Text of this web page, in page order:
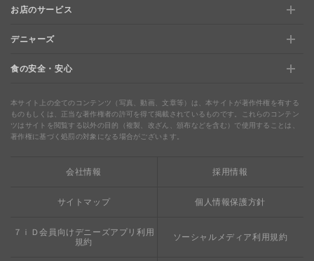
特典と交換できる！「デニーズポイント」
ステージアップでさらにお得！「ぷに」
最新情報をチェック
おすすめ情報
【店舗限定】ドキドキくじ
夏のデニーズめぐり
ウェルネス
完全メシ
お店のサービス
お店のサービス
地域の使える商品券＆子育て支援サービス
ブルーシーフード
ドリンクバー1杯お持ち帰り
デニャーズ
デニャーズ
わくわくファイル
デニャーズまんが
食の安全・安心
食の安全・安心
食の安全・安心への取り組み
本サイト上の全てのコンテンツ（写真、動画、文章等）は、本サイトが著作件権を有する
ものもしくは、正当な著作権者の許可を得て掲載されているものです。これらのコンテン
ツはサイトを閲覧する以外の目的（複製、改ざん、頒布などを含む）で使用することは、
著作権に基づく処罰の対象になる場合がございます。
会社情報 採用情報
サイトマップ 個人情報保護方針
７ｉＤ会員向けデニーズアプリ利用
規約
ソーシャルメディア利用規約